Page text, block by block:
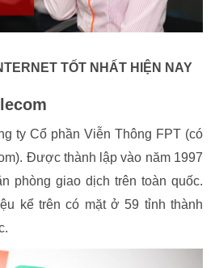
TỐT NHẤT HIỆN NAY
ty Cổ phần Viễn Thông FPT (có
Được thành lập vào năm 1997
phòng giao dịch trên toàn quốc.
kể trên có mặt ở 59 tỉnh thành